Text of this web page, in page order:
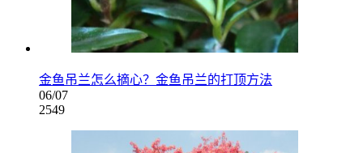
金鱼吊兰怎么摘心？金鱼吊兰的打顶方法
06/07
2549